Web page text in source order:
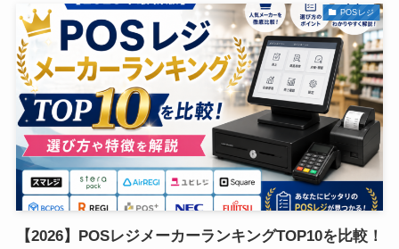
POSレジ
【2026】POSレジメーカーランキングTOP10を比較！